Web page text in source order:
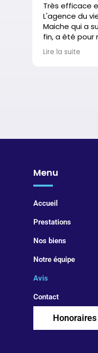
Très efficace
L'agence du
Maiche qui a
fin, a été pour
pendant les
recherches et
Lire la suite
Menu
Accueil
Prestations
Nos biens
Notre équipe
Avis
Contact
Honoraires